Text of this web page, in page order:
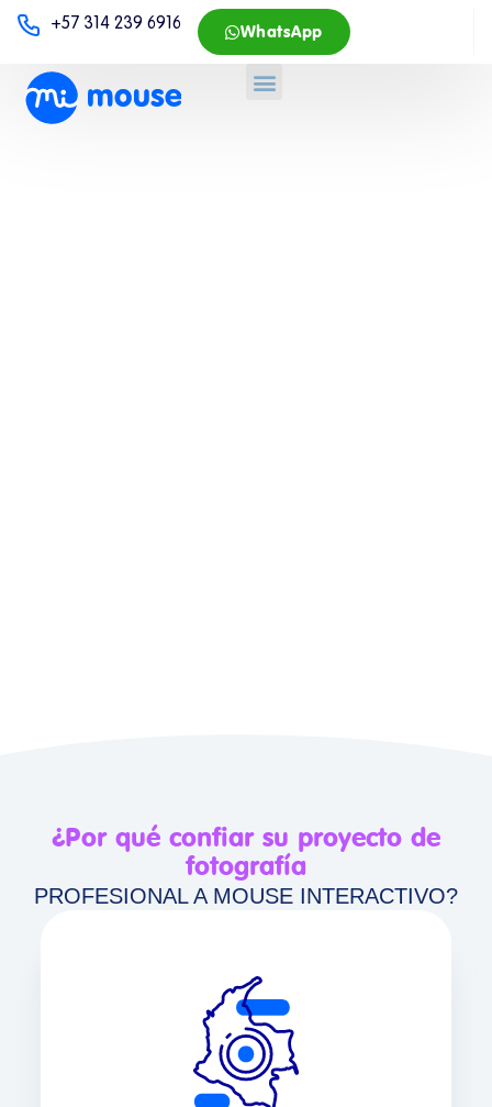
+57 314 239 6916 WhatsApp
¿Por qué confiar su proyecto de
fotografía
PROFESIONAL A MOUSE INTERACTIVO?
o en locación en cualquier ciudad de
Colombia. Adaptamos escenografía,
iluminación y estilo a sus necesidades y
sector—Retail, Servicios, Industrial, Vías y